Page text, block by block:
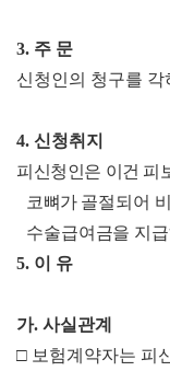
3. 주 문
신청인의 청구를 각
4. 신청취지
피신청인은 이건 피
코뼈가 골절되어
수술급여금을 지
5. 이 유
가. 사실관계
□ 보험계약자는 피